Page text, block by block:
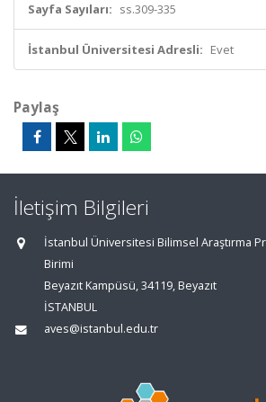
Sayfa Sayıları: ss.309-335
İstanbul Üniversitesi Adresli: Evet
Paylaş
İletişim Bilgileri
İstanbul Üniversitesi Bilimsel Araştırma
Birimi
Beyazıt Kampüsü, 34119, Beyazıt
İSTANBUL
aves@istanbul.edu.tr